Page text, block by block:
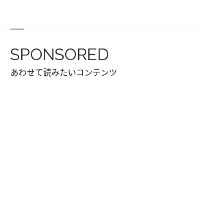
SPONSORED
あわせて読みたいコンテンツ